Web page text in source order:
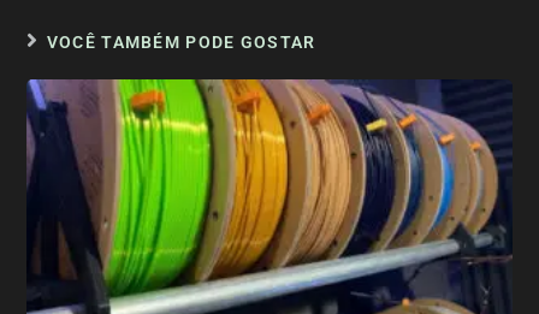
VOCÊ TAMBÉM PODE GOSTAR